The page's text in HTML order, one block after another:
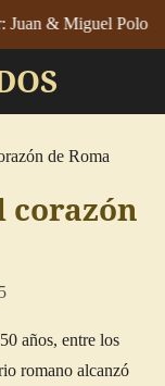
Juan & Miguel Polo
de Roma
corazón
años, entre los
romano alcanzó